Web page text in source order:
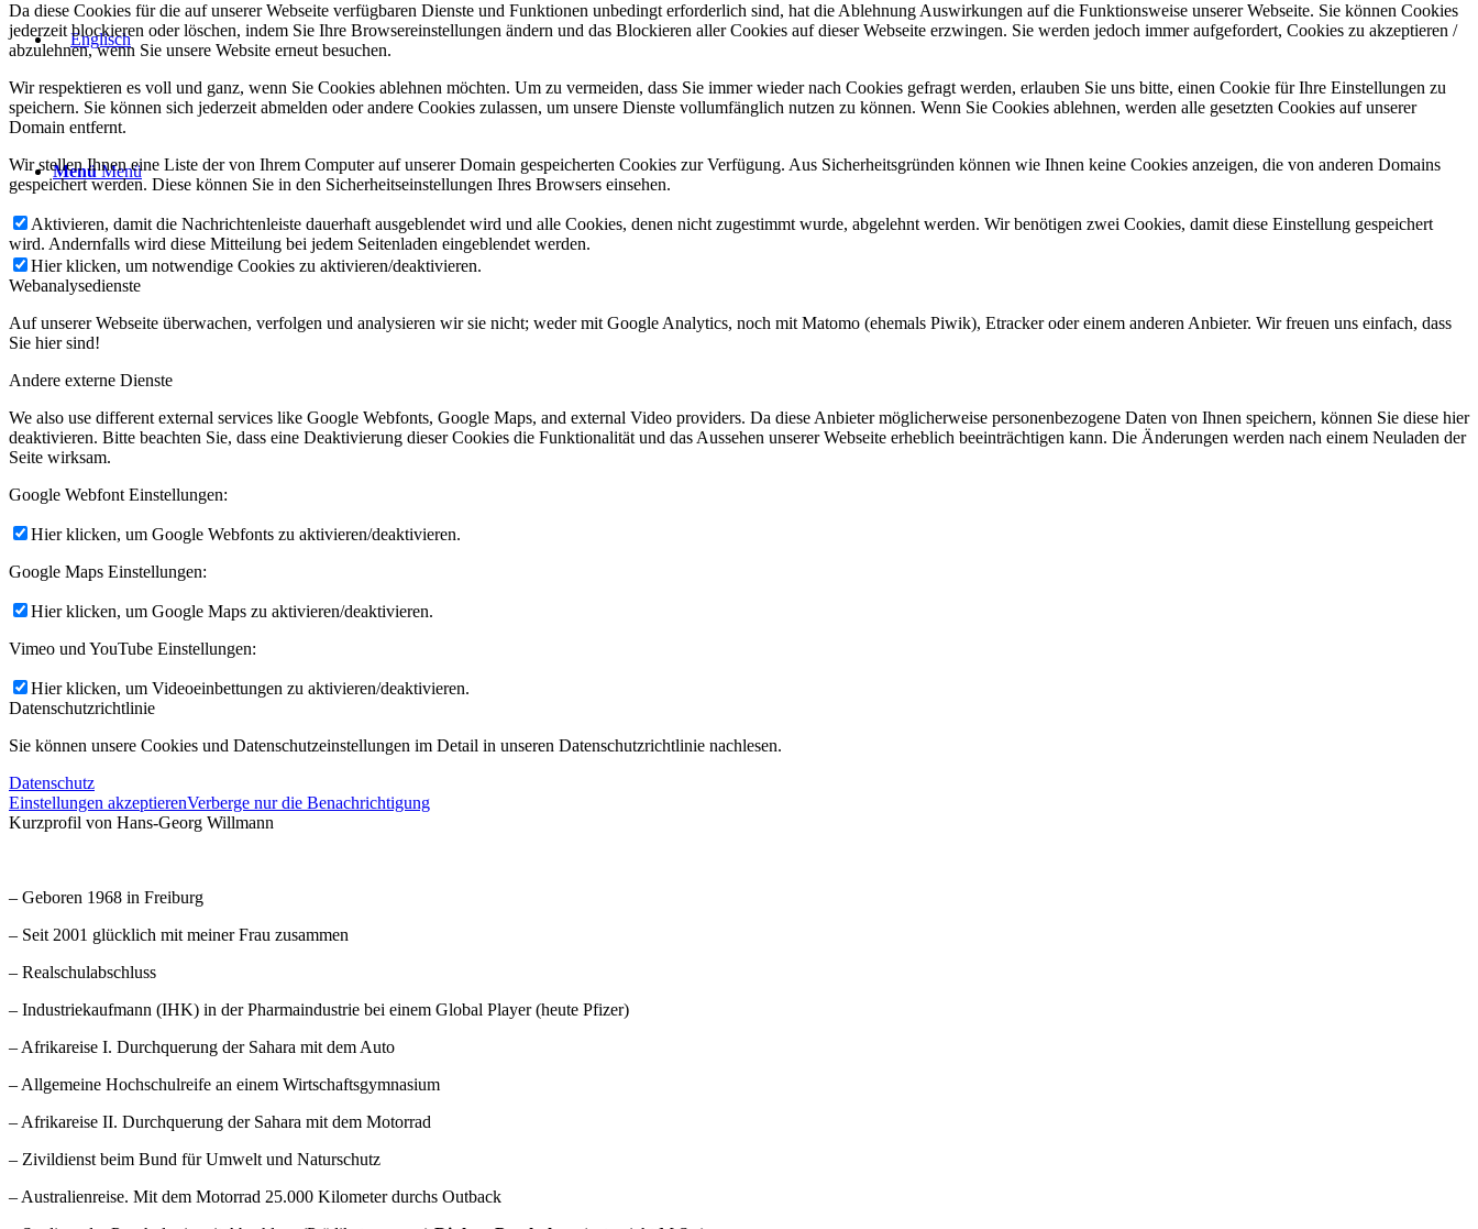
Menü Menü
Da diese Cookies für die auf unserer Webseite verfügbaren Dienste und Funktionen unbedingt erforderlich sind, hat die Ablehnung Auswirkungen auf die Funktionsweise unserer Webseite. Sie können Cookies
jederzeit blockieren oder löschen, indem Sie Ihre Browsereinstellungen ändern und das Blockieren aller Cookies auf dieser Webseite erzwingen. Sie werden jedoch immer aufgefordert, Cookies zu akzeptieren /
abzulehnen, wenn Sie unsere Website erneut besuchen.
Wir respektieren es voll und ganz, wenn Sie Cookies ablehnen möchten. Um zu vermeiden, dass Sie immer wieder nach Cookies gefragt werden, erlauben Sie uns bitte, einen Cookie für Ihre Einstellungen zu
speichern. Sie können sich jederzeit abmelden oder andere Cookies zulassen, um unsere Dienste vollumfänglich nutzen zu können. Wenn Sie Cookies ablehnen, werden alle gesetzten Cookies auf unserer
Domain entfernt.
Wir stellen Ihnen eine Liste der von Ihrem Computer auf unserer Domain gespeicherten Cookies zur Verfügung. Aus Sicherheitsgründen können wie Ihnen keine Cookies anzeigen, die von anderen Domains
gespeichert werden. Diese können Sie in den Sicherheitseinstellungen Ihres Browsers einsehen.
Aktivieren, damit die Nachrichtenleiste dauerhaft ausgeblendet wird und alle Cookies, denen nicht zugestimmt wurde, abgelehnt werden. Wir benötigen zwei Cookies, damit diese Einstellung gespeichert
wird. Andernfalls wird diese Mitteilung bei jedem Seitenladen eingeblendet werden.
Hier klicken, um notwendige Cookies zu aktivieren/deaktivieren.
Webanalysedienste
Auf unserer Webseite überwachen, verfolgen und analysieren wir sie nicht; weder mit Google Analytics, noch mit Matomo (ehemals Piwik), Etracker oder einem anderen Anbieter. Wir freuen uns einfach, dass
Sie hier sind!
Andere externe Dienste
We also use different external services like Google Webfonts, Google Maps, and external Video providers. Da diese Anbieter möglicherweise personenbezogene Daten von Ihnen speichern, können Sie diese hier
deaktivieren. Bitte beachten Sie, dass eine Deaktivierung dieser Cookies die Funktionalität und das Aussehen unserer Webseite erheblich beeinträchtigen kann. Die Änderungen werden nach einem Neuladen der
Seite wirksam.
Google Webfont Einstellungen:
Hier klicken, um Google Webfonts zu aktivieren/deaktivieren.
Google Maps Einstellungen:
Hier klicken, um Google Maps zu aktivieren/deaktivieren.
Vimeo und YouTube Einstellungen:
Hier klicken, um Videoeinbettungen zu aktivieren/deaktivieren.
Datenschutzrichtlinie
Sie können unsere Cookies und Datenschutzeinstellungen im Detail in unseren Datenschutzrichtlinie nachlesen.
Datenschutz
Einstellungen akzeptierenVerberge nur die Benachrichtigung
Kurzprofil von Hans-Georg Willmann
– Geboren 1968 in Freiburg
– Seit 2001 glücklich mit meiner Frau zusammen
– Realschulabschluss
– Industriekaufmann (IHK) in der Pharmaindustrie bei einem Global Player (heute Pfizer)
– Afrikareise I. Durchquerung der Sahara mit dem Auto
– Allgemeine Hochschulreife an einem Wirtschaftsgymnasium
– Afrikareise II. Durchquerung der Sahara mit dem Motorrad
– Zivildienst beim Bund für Umwelt und Naturschutz
– Australienreise. Mit dem Motorrad 25.000 Kilometer durchs Outback